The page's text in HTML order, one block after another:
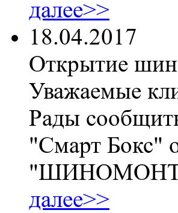
далее>>
18.04.2017
Открытие
Уважаемые
Рады
"Смарт Бокс"
далее>>